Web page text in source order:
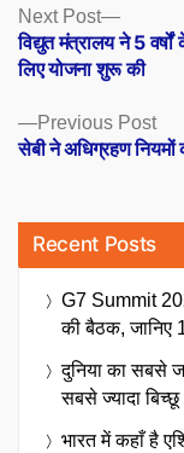
Posts
navigation
Previous Post
सेबी ने अधिग्रहण नियमों
Next Post
Next
post:
विद्युत मंत्रालय ने 5
लिए योजना शुरू की
Recent Posts
G7 Summit
की बैठक, जानिए
दुनिया का सबसे
सबसे ज्यादा बिच्छू
भारत में कहाँ है